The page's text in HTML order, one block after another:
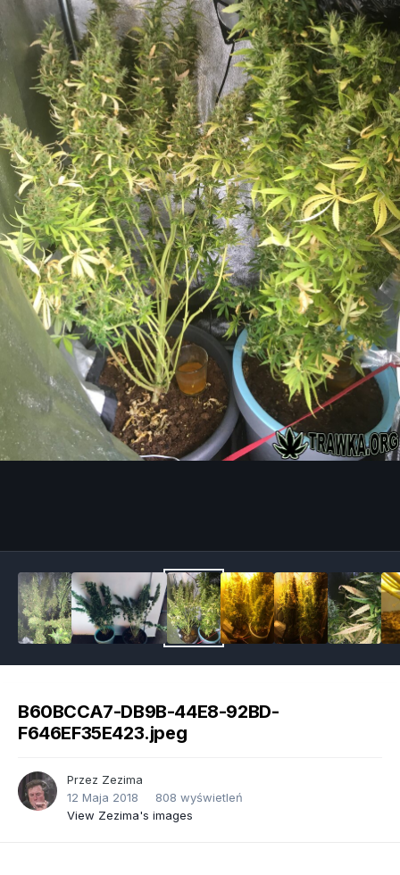
B60BCCA7-DB9B-44E8-92BD-
F646EF35E423.jpeg
Przez Zezima
12 Maja 2018
808 wyświetleń
View Zezima's images